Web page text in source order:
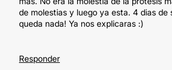
de molestias y luego ya esta. 4 dias
queda nada! Ya nos explicaras :)
Responder